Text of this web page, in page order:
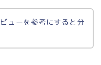
ューを参考にすると分